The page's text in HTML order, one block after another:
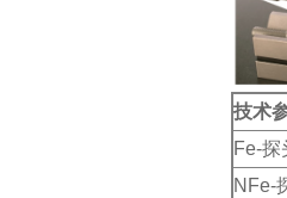
技术
Fe-探
NFe-